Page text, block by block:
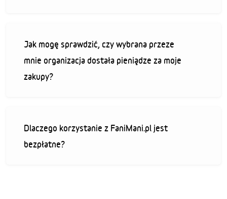
Jak mogę sprawdzić, czy wybrana przeze
mnie organizacja dostała pieniądze za moje
zakupy?
Dlaczego korzystanie z FaniMani.pl jest
bezpłatne?